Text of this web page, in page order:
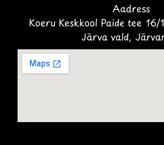
Aadress
Koeru Keskkool Paide tee
Järva vald,